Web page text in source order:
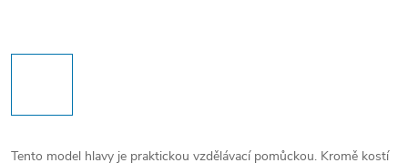
Tento model hlavy je praktickou vzdělávací pomůckou. Kromě kostí